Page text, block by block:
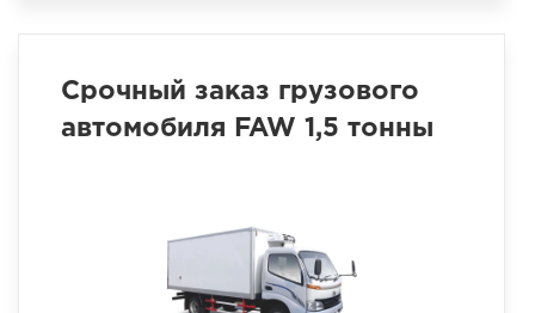
Срочный заказ грузового
автомобиля FAW 1,5 тонны